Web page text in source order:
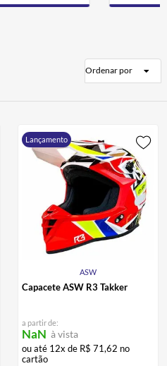
Ordenar por
Lançamento
ASW
Capacete ASW R3 Takker
a partir de:
NaN à vista
ou até 12x de R$ 71,62 no
cartão